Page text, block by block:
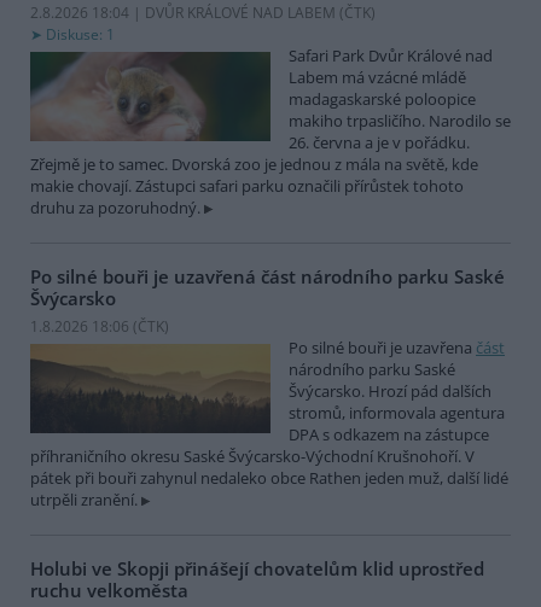
2.8.2026 18:04 | DVŮR KRÁLOVÉ NAD LABEM (ČTK)
Diskuse: 1
Safari Park Dvůr Králové nad
Labem má vzácné mládě
madagaskarské poloopice
makiho trpasličího. Narodilo se
26. června a je v pořádku.
Zřejmě je to samec. Dvorská zoo je jednou z mála na světě, kde
makie chovají. Zástupci safari parku označili přírůstek tohoto
druhu za pozoruhodný.
Po silné bouři je uzavřená část národního parku Saské
Švýcarsko
1.8.2026 18:06 (ČTK)
Po silné bouři je uzavřena část
národního parku Saské
Švýcarsko. Hrozí pád dalších
stromů, informovala agentura
DPA s odkazem na zástupce
příhraničního okresu Saské Švýcarsko-Východní Krušnohoří. V
pátek při bouři zahynul nedaleko obce Rathen jeden muž, další lidé
utrpěli zranění.
Holubi ve Skopji přinášejí chovatelům klid uprostřed
ruchu velkoměsta